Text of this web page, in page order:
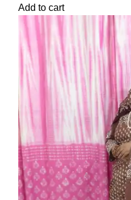
Add to cart